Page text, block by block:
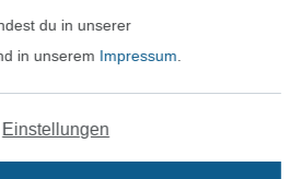
Kontakt
du in unserer
in unserem Impressum
Einstellungen